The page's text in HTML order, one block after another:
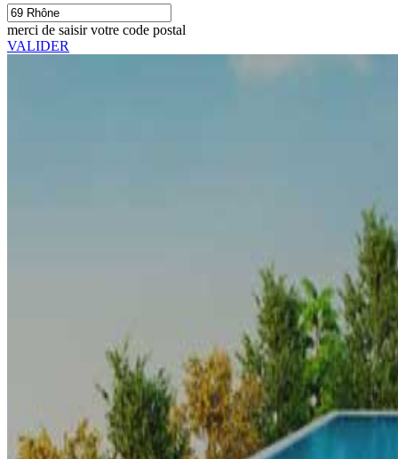
merci de saisir votre code postal
VALIDER